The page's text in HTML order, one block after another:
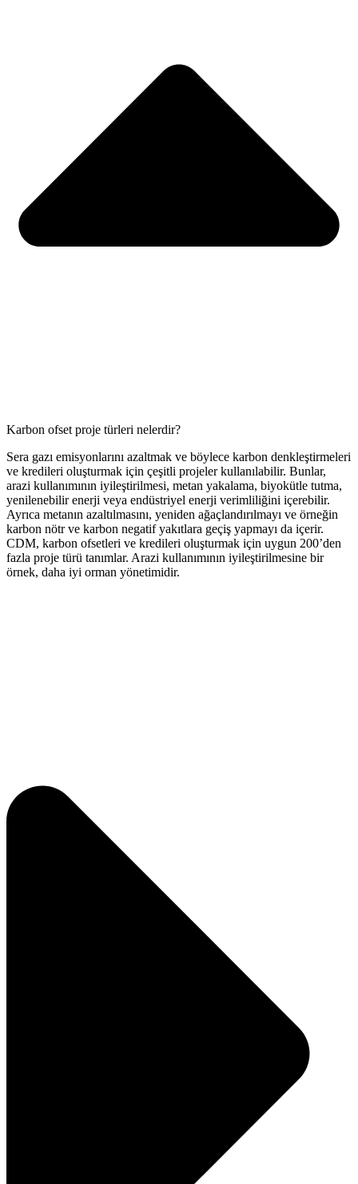
Karbon ofset proje türleri nelerdir?
Sera gazı emisyonlarını azaltmak ve böylece karbon denkleştirmeleri
ve kredileri oluşturmak için çeşitli projeler kullanılabilir. Bunlar,
arazi kullanımının iyileştirilmesi, metan yakalama, biyokütle tutma,
yenilenebilir enerji veya endüstriyel enerji verimliliğini içerebilir.
Ayrıca metanın azaltılmasını, yeniden ağaçlandırılmayı ve örneğin
karbon nötr ve karbon negatif yakıtlara geçiş yapmayı da içerir.
CDM, karbon ofsetleri ve kredileri oluşturmak için uygun 200’den
fazla proje türü tanımlar. Arazi kullanımının iyileştirilmesine bir
örnek, daha iyi orman yönetimidir.